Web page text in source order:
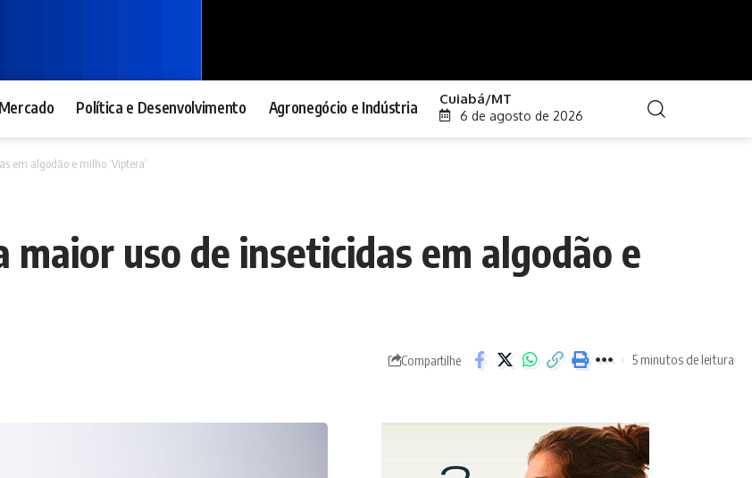
Política e Desenvolvimento Agronegócio e Indústria Cuiabá/MT
6 de agosto de 2026
em algodão e milho ‘Viptera’
uso de inseticidas em algodão e
Compartilhe 5 minutos de leitura